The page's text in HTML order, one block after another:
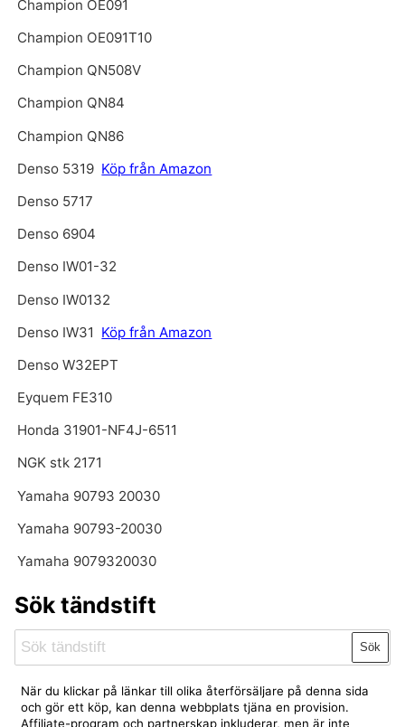
Champion OE091
Champion OE091T10
Champion QN508V
Champion QN84
Champion QN86
Denso 5319 Köp från Amazon
Denso 5717
Denso 6904
Denso IW01-32
Denso IW0132
Denso IW31 Köp från Amazon
Denso W32EPT
Eyquem FE310
Honda 31901-NF4J-6511
NGK stk 2171
Yamaha 90793 20030
Yamaha 90793-20030
Yamaha 9079320030
Sök tändstift
Sök
När du klickar på länkar till olika återförsäljare på denna sida
och gör ett köp, kan denna webbplats tjäna en provision.
Affiliate-program och partnerskap inkluderar, men är inte